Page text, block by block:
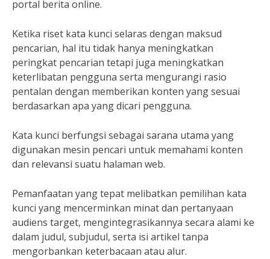
portal berita online.
Ketika riset kata kunci selaras dengan maksud
pencarian, hal itu tidak hanya meningkatkan
peringkat pencarian tetapi juga meningkatkan
keterlibatan pengguna serta mengurangi rasio
pentalan dengan memberikan konten yang sesuai
berdasarkan apa yang dicari pengguna.
Kata kunci berfungsi sebagai sarana utama yang
digunakan mesin pencari untuk memahami konten
dan relevansi suatu halaman web.
Pemanfaatan yang tepat melibatkan pemilihan kata
kunci yang mencerminkan minat dan pertanyaan
audiens target, mengintegrasikannya secara alami ke
dalam judul, subjudul, serta isi artikel tanpa
mengorbankan keterbacaan atau alur.